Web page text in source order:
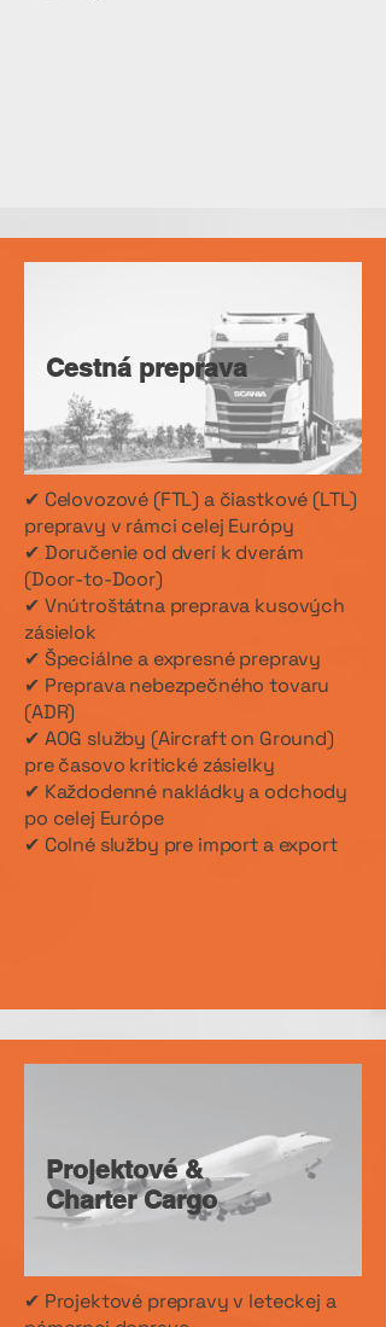
Cestná preprava
✔ Celovozové (FTL) a čiastkové (LTL)
prepravy v rámci celej Európy
✔ Doručenie od dverí k dverám
(Door-to-Door)
✔ Vnútroštátna preprava kusových
zásielok
✔ Špeciálne a expresné prepravy
✔ Preprava nebezpečného tovaru
(ADR)
✔ AOG služby (Aircraft on Ground)
pre časovo kritické zásielky
✔ Každodenné nakládky a odchody
po celej Európe
✔ Colné služby pre import a export
Projektové &
Charter Cargo
✔ Projektové prepravy v leteckej a